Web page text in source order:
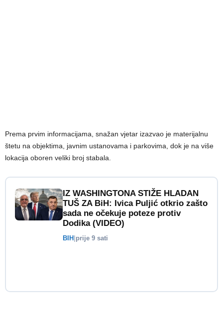
Prema prvim informacijama, snažan vjetar izazvao je materijalnu
štetu na objektima, javnim ustanovama i parkovima, dok je na više
lokacija oboren veliki broj stabala.
IZ WASHINGTONA STIŽE HLADAN
TUŠ ZA BiH: Ivica Puljić otkrio zašto
sada ne očekuje poteze protiv
Dodika (VIDEO)
BIH|prije 9 sati